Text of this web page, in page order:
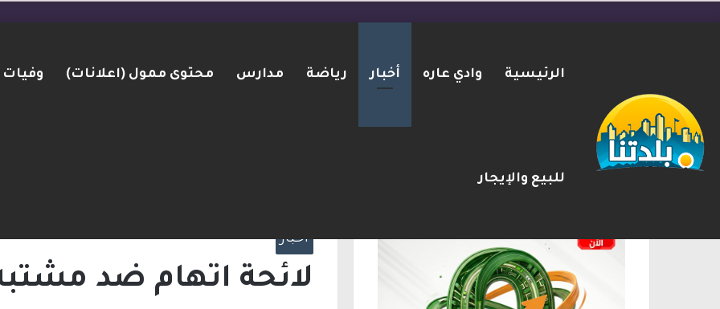
الرئيسية وادي عاره أخبار رياضة مدارس محتوى ممول (اعلانات) وفيات
للبيع والإيجار
مقتل جنديين إسرائيليين بانفجار عبوة ناسفة جنوب لبنان… وغارات جوية وردّ عسكري
أخبار
الإعلانات